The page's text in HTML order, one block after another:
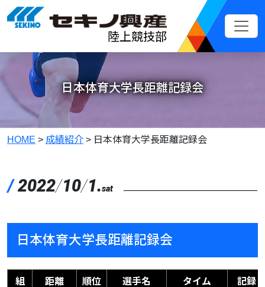
メインコンテンツへスキップ
陸上競技部
日本体育大学長距離記録会
HOME > 成績紹介 > 日本体育大学長距離記録会
/2022/10/1.sat
日本体育大学長距離記録会
組 距離 順位 選手名 タイム 記録